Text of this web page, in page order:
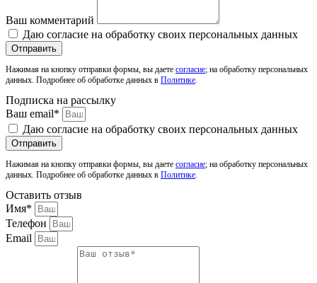
Ваш комментарий
Даю согласие на обработку своих персональных данных
Отправить
Нажимая на кнопку отправки формы, вы даете согласие; на обработку персональных
данных. Подробнее об обработке данных в Политике.
Подписка на рассылку
Ваш email*
Даю согласие на обработку своих персональных данных
Отправить
Нажимая на кнопку отправки формы, вы даете согласие; на обработку персональных
данных. Подробнее об обработке данных в Политике.
Оставить отзыв
Имя*
Телефон
Email